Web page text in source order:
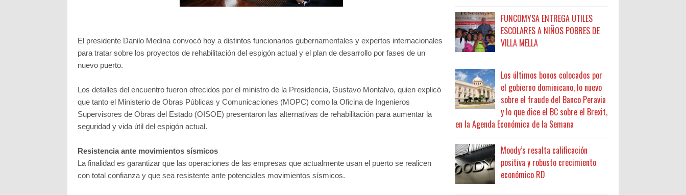
El presidente Danilo Medina convocó hoy a distintos funcionarios gubernamentales y expertos internacionales
para tratar sobre los proyectos de rehabilitación del espigón actual y el plan de desarrollo por fases de un
nuevo puerto.
Los detalles del encuentro fueron ofrecidos por el ministro de la Presidencia, Gustavo Montalvo, quien explicó
que tanto el Ministerio de Obras Públicas y Comunicaciones (MOPC) como la Oficina de Ingenieros
Supervisores de Obras del Estado (OISOE) presentaron las alternativas de rehabilitación para aumentar la
seguridad y vida útil del espigón actual.
Resistencia ante movimientos sísmicos
La finalidad es garantizar que las operaciones de las empresas que actualmente usan el puerto se realicen
con total confianza y que sea resistente ante potenciales movimientos sísmicos.
FUNCOMYSA ENTREGA UTILES
ESCOLARES A NIÑOS POBRES DE
VILLA MELLA
Los últimos bonos colocados por
el gobierno dominicano, lo nuevo
sobre el fraude del Banco Peravia
y lo que dice el BC sobre el Brexit,
en la Agenda Económica de la Semana
Moody’s resalta calificación
positiva y robusto crecimiento
económico RD